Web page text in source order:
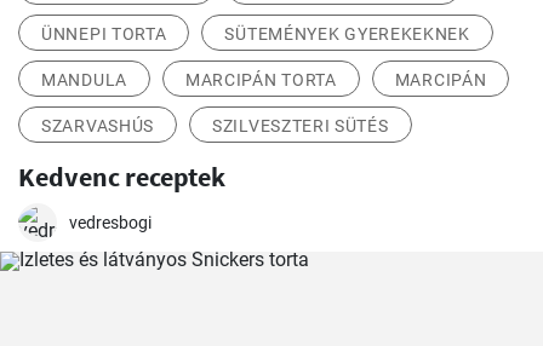
ÜNNEPI TORTA SÜTEMÉNYEK GYEREKEKNEK
MANDULA MARCIPÁN TORTA MARCIPÁN
SZARVASHÚS SZILVESZTERI SÜTÉS
Kedvenc receptek
vedresbogi